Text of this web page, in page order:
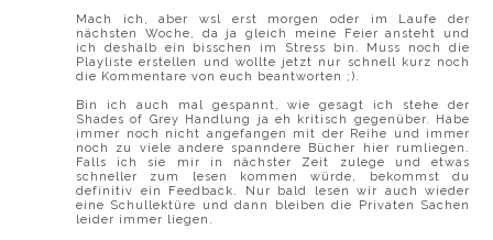
Mach ich, aber wsl erst morgen oder im Laufe der
nächsten Woche, da ja gleich meine Feier ansteht und
ich deshalb ein bisschen im Stress bin. Muss noch die
Playliste erstellen und wollte jetzt nur schnell kurz noch
die Kommentare von euch beantworten ;).
Bin ich auch mal gespannt, wie gesagt ich stehe der
Shades of Grey Handlung ja eh kritisch gegenüber. Habe
immer noch nicht angefangen mit der Reihe und immer
noch zu viele andere spanndere Bücher hier rumliegen.
Falls ich sie mir in nächster Zeit zulege und etwas
schneller zum lesen kommen würde, bekommst du
definitiv ein Feedback. Nur bald lesen wir auch wieder
eine Schullektüre und dann bleiben die Privaten Sachen
leider immer liegen.